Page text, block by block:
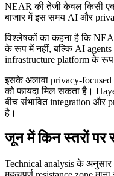
NEAR की तेजी केवल किसी एक
बाजार में इस समय AI और
विश्लेषकों का कहना है कि
के रूप में नहीं, बल्कि AI
infrastructure platform के रूप
इसके अलावा privacy-focused
को फायदा मिल सकता है।
बीच संभावित integration और
है।
जून में किन स्तरों पर
Technical analysis के